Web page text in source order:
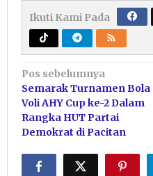
Ikuti Kami Pada
Navigasi
pos
Pos sebelumnya
Semarak Turnamen Bola
Voli AHY Cup ke-2 Dalam
Rangka HUT Partai
Demokrat di Pacitan